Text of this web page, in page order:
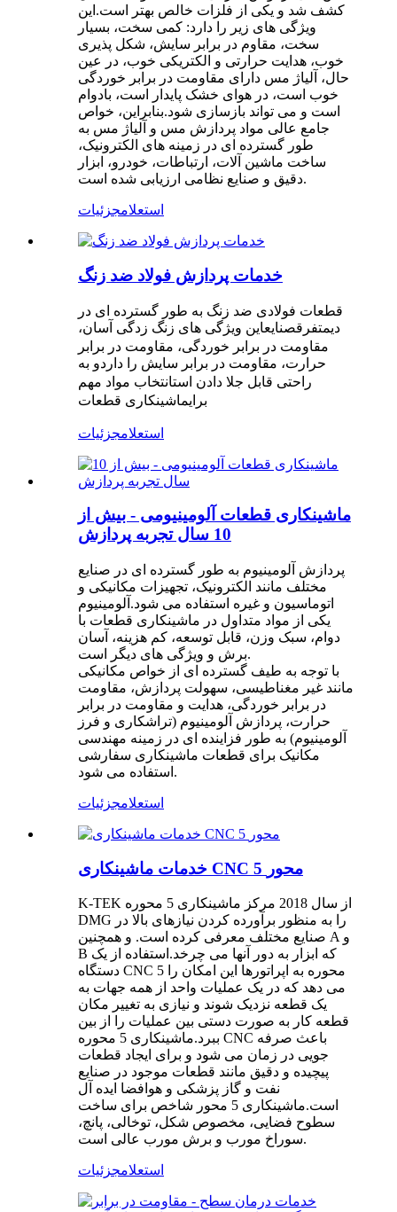
کشف شد و یکی از فلزات خالص بهتر است.این
ویژگی های زیر را دارد: کمی سخت، بسیار
سخت، مقاوم در برابر سایش، شکل پذیری
خوب، هدایت حرارتی و الکتریکی خوب، در عین
حال، آلیاژ مس دارای مقاومت در برابر خوردگی
خوب است، در هوای خشک پایدار است، بادوام
است و می تواند بازسازی شود.بنابراین، خواص
جامع عالی مواد پردازش مس و آلیاژ مس به
طور گسترده ای در زمینه های الکترونیک،
ساخت ماشین آلات، ارتباطات، خودرو، ابزار
دقیق و صنایع نظامی ارزیابی شده است.
استعلامجزئیات
خدمات پردازش فولاد ضد زنگ
قطعات فولادی ضد زنگ به طور گسترده ای در
دیمتفرقصنایعاین ویژگی های زنگ زدگی آسان،
مقاومت در برابر خوردگی، مقاومت در برابر
حرارت، مقاومت در برابر سایش را داردو به
راحتی قابل جلا دادن استانتخاب مواد مهم
برایماشینکاری قطعات
استعلامجزئیات
ماشینکاری قطعات آلومینیومی - بیش از
10 سال تجربه پردازش
پردازش آلومینیوم به طور گسترده ای در صنایع
مختلف مانند الکترونیک، تجهیزات مکانیکی و
اتوماسیون و غیره استفاده می شود.آلومینیوم
یکی از مواد متداول در ماشینکاری قطعات با
دوام، سبک وزن، قابل توسعه، کم هزینه، آسان
برش و ویژگی های دیگر است.
با توجه به طیف گسترده ای از خواص مکانیکی
مانند غیر مغناطیسی، سهولت پردازش، مقاومت
در برابر خوردگی، هدایت و مقاومت در برابر
حرارت، پردازش آلومینیوم (تراشکاری و فرز
آلومینیوم) به طور فزاینده ای در زمینه مهندسی
مکانیک برای قطعات ماشینکاری سفارشی
استفاده می شود.
استعلامجزئیات
خدمات ماشینکاری CNC 5 محور
K-TEK از سال 2018 مرکز ماشینکاری 5 محوره
DMG را به منظور برآورده کردن نیازهای بالا در
صنایع مختلف معرفی کرده است. و همچنین A و
B که ابزار به دور آنها می چرخد.استفاده از یک
دستگاه CNC 5 محوره به اپراتورها این امکان را
می دهد که در یک عملیات واحد از همه جهات به
یک قطعه نزدیک شوند و نیازی به تغییر مکان
قطعه کار به صورت دستی بین عملیات را از بین
ببرد.ماشینکاری 5 محوره CNC باعث صرفه
جویی در زمان می شود و برای ایجاد قطعات
پیچیده و دقیق مانند قطعات موجود در صنایع
نفت و گاز پزشکی و هوافضا ایده آل
است.ماشینکاری 5 محور شاخص برای ساخت
سطوح فضایی، مخصوص شکل، توخالی، پانچ،
سوراخ مورب و برش مورب عالی است.
استعلامجزئیات